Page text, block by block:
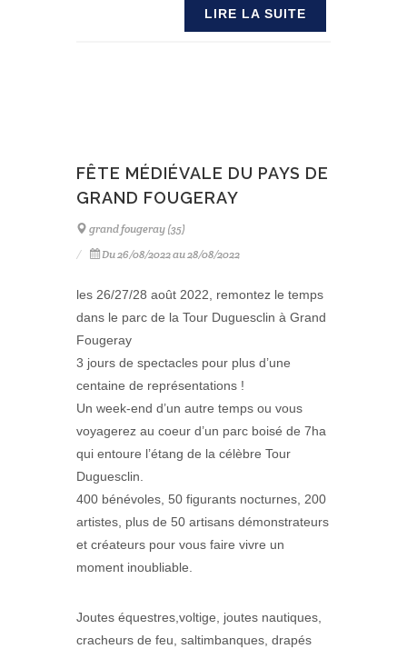
LIRE LA SUITE
FÊTE MÉDIÉVALE DU PAYS DE
GRAND FOUGERAY
grand fougeray (35)
Du 26/08/2022 au 28/08/2022
les 26/27/28 août 2022, remontez le temps
dans le parc de la Tour Duguesclin à Grand
Fougeray
3 jours de spectacles pour plus d’une
centaine de représentations !
Un week-end d’un autre temps ou vous
voyagerez au coeur d’un parc boisé de 7ha
qui entoure l’étang de la célèbre Tour
Duguesclin.
400 bénévoles, 50 figurants nocturnes, 200
artistes, plus de 50 artisans démonstrateurs
et créateurs pour vous faire vivre un
moment inoubliable.
Joutes équestres,voltige, joutes nautiques,
cracheurs de feu, saltimbanques, drapés